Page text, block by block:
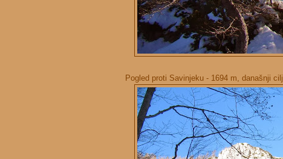
Pogled proti Savinjeku - 1694 m, današnji cilj.